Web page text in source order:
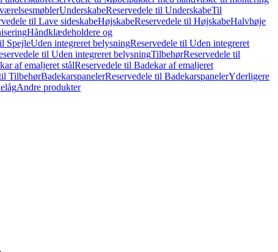
UnderskabeReservedele til UnderskabeTil
til Lave sideskabeHøjskabeReservedele til HøjskabeHalvhøje
Håndklædeholdere og
SpejleUden integreret belysningReservedele til Uden integreret
til Uden integreret belysningTilbehørReservedele til
af emaljeret stålReservedele til Badekar af emaljeret
TilbehørBadekarspanelerReservedele til BadekarspanelerYderligere
Andre produkter